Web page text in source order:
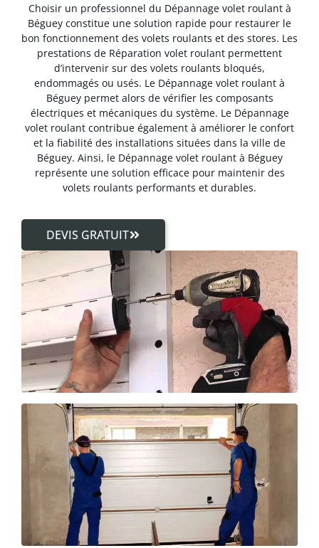
Choisir un professionnel du Dépannage volet roulant à
Béguey constitue une solution rapide pour restaurer le
bon fonctionnement des volets roulants et des stores. Les
prestations de Réparation volet roulant permettent
d’intervenir sur des volets roulants bloqués,
endommagés ou usés. Le Dépannage volet roulant à
Béguey permet alors de vérifier les composants
électriques et mécaniques du système. Le Dépannage
volet roulant contribue également à améliorer le confort
et la fiabilité des installations situées dans la ville de
Béguey. Ainsi, le Dépannage volet roulant à Béguey
représente une solution efficace pour maintenir des
volets roulants performants et durables.
DEVIS GRATUIT